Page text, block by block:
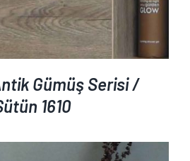
Gümüş Serisi /
1610